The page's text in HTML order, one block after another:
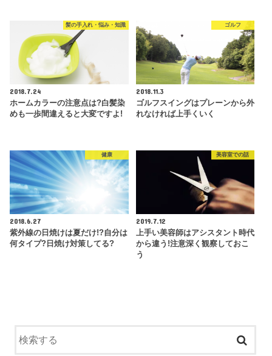
髪の手入れ・悩み・知識
2018.7.24
ホームカラーの注意点は?白髪染
めも一歩間違えると大変ですよ!
ゴルフ
2018.11.3
ゴルフスイングはプレーンから外
れなければ上手くいく
健康
2018.6.27
紫外線の日焼けは夏だけ!?自分は
何タイプ?日焼け対策してる?
美容室での話
2019.7.12
上手い美容師はアシスタント時代
から違う!注意深く観察しておこ
う